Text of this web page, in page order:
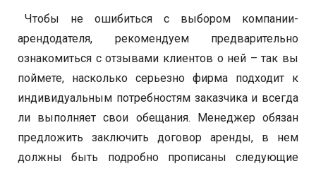
Чтобы не ошибиться с выбором компании-
арендодателя, рекомендуем предварительно
ознакомиться с отзывами клиентов о ней – так вы
поймете, насколько серьезно фирма подходит к
индивидуальным потребностям заказчика и всегда
ли выполняет свои обещания. Менеджер обязан
предложить заключить договор аренды, в нем
должны быть подробно прописаны следующие